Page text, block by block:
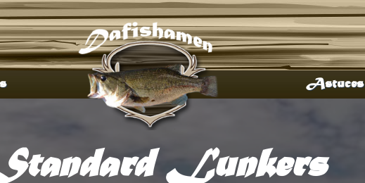
Astuces
Lunkers